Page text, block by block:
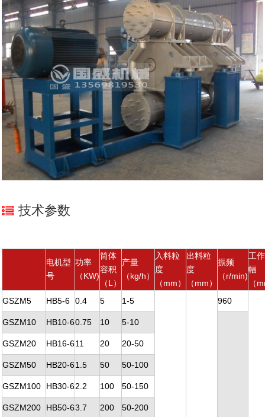
技术参数
电机型
号
功率
（KW)
筒体
容积
（L）
产量
（kg/h）
入料粒
度
（mm）
出料粒
度
（mm）
振频
（r/min)
工
幅
（
GSZM5
HB5-6 0.4 5 1-5 960
GSZM10 HB10-60.75 10 5-10
GSZM20 HB16-611 20 20-50
GSZM50 HB20-61.5 50 50-100
GSZM100 HB30-62.2 100 50-150
GSZM200 HB50-63.7 200 50-200